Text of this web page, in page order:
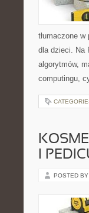
tłumaczone
dla dzieci. Na
algorytmów,
computingu,
I
POSTED BY